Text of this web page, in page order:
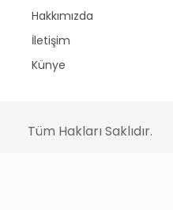
Hakkımızda
İletişim
Künye
Tüm Hakları Saklıdır.